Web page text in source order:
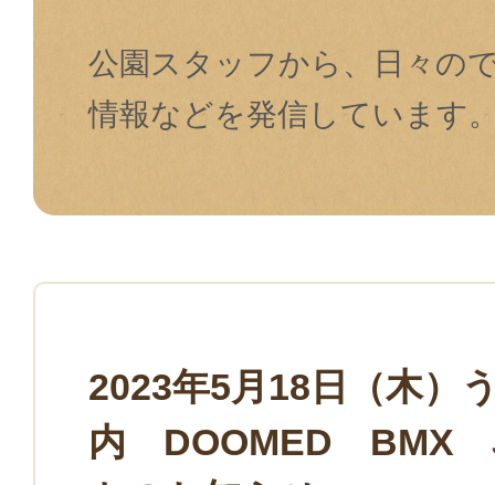
公園スタッフから、⽇々の
情報などを発信しています
2023年5月18日（木）
内 DOOMED BMX